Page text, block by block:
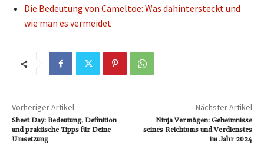
Die Bedeutung von Cameltoe: Was dahintersteckt und
wie man es vermeidet
Vorheriger Artikel
Sheet Day: Bedeutung, Definition
und praktische Tipps für Deine
Umsetzung
Nächster Artikel
Ninja Vermögen: Geheimnisse
seines Reichtums und Verdienstes
im Jahr 2024